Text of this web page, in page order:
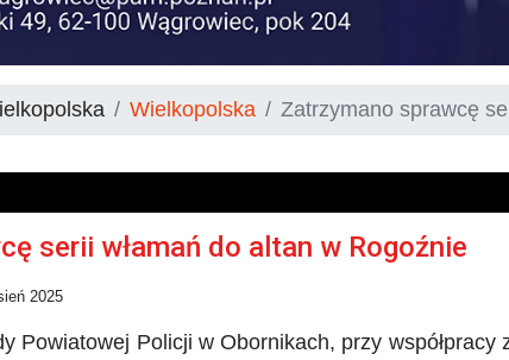
Wielkopolska Zatrzymano sprawcę
serii włamań do altan w Rogoźnie
2025
Powiatowej Policji w Obornikach, przy współpracy